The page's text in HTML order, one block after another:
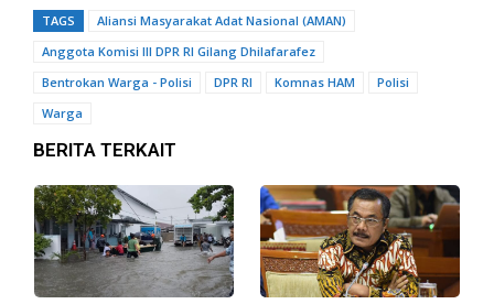
TAGS
Aliansi Masyarakat Adat Nasional (AMAN)
Anggota Komisi III DPR RI Gilang Dhilafarafez
Bentrokan Warga - Polisi
DPR RI Komnas HAM
Polisi
Warga
BERITA TERKAIT